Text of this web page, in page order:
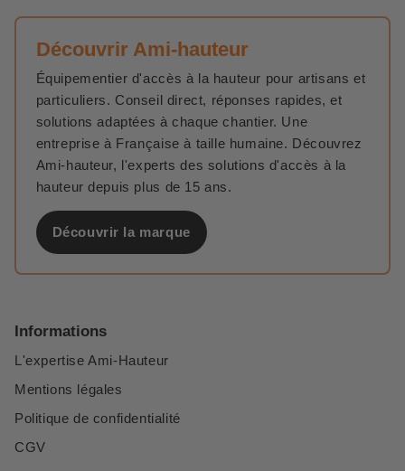
Découvrir Ami-hauteur
Équipementier d'accès à la hauteur pour artisans et
particuliers. Conseil direct, réponses rapides, et
solutions adaptées à chaque chantier. Une
entreprise à Française à taille humaine. Découvrez
Ami-hauteur, l'experts des solutions d'accès à la
hauteur depuis plus de 15 ans.
Découvrir la marque
Informations
L'expertise Ami-Hauteur
Mentions légales
Politique de confidentialité
CGV